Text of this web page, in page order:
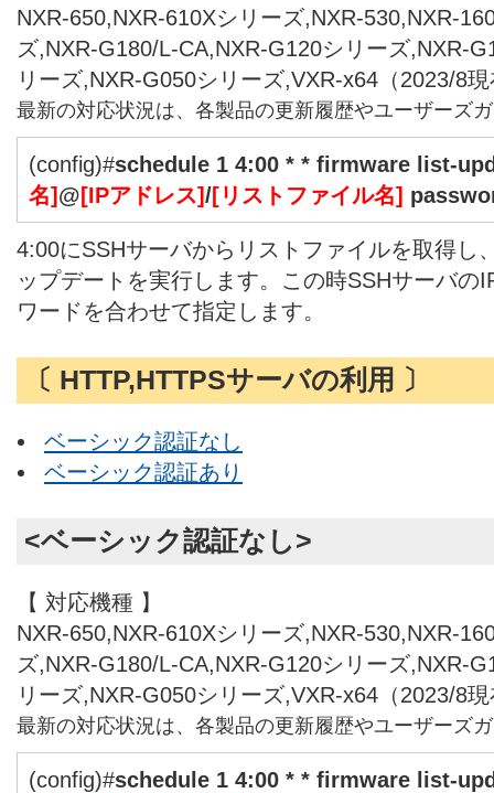
NXR-650,NXR-610Xシリーズ,NXR-530,NXR-
ズ,NXR-G180/L-CA,NXR-G120シリーズ,NXR-
リーズ,NXR-G050シリーズ,VXR-x64（2023/8
最新の対応状況は、各製品の更新履歴やユーザーズ
(config)#schedule 1 4:00 * * firmware list-
名]@[IPアドレス]/[リストファイル名]
4:00にSSHサーバからリストファイルを取得し
ップデートを実行します。この時SSHサーバの
ワードを合わせて指定します。
〔 HTTP,HTTPSサーバの利用 〕
ベーシック認証なし
ベーシック認証あり
<ベーシック認証なし>
【 対応機種 】
NXR-650,NXR-610Xシリーズ,NXR-530,NXR-
ズ,NXR-G180/L-CA,NXR-G120シリーズ,NXR-
リーズ,NXR-G050シリーズ,VXR-x64（2023/8
最新の対応状況は、各製品の更新履歴やユーザーズ
(config)#schedule 1 4:00 * * firmware list-